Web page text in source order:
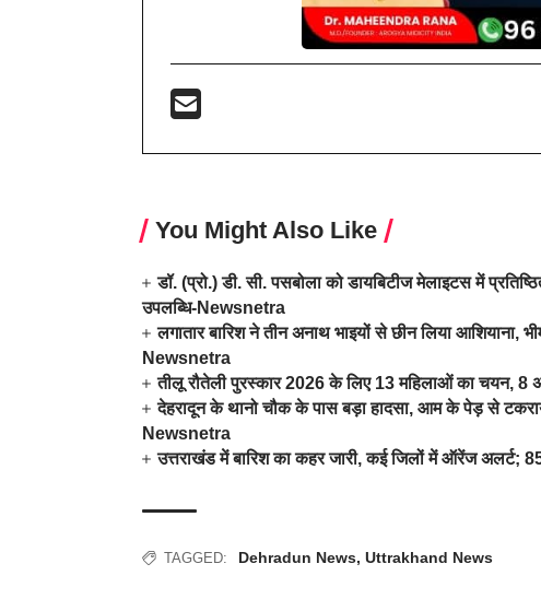
You Might Also Like
डॉ. (प्रो.) डी. सी. पसबोला को डायबिटीज मेलाइटस में
उपलब्धि-Newsnetra
लगातार बारिश ने तीन अनाथ भाइयों से छीन लिया आशियाना,
Newsnetra
तीलू रौतेली पुरस्कार 2026 के लिए 13 महिलाओं का चयन, 8
देहरादून के थानो चौक के पास बड़ा हादसा, आम के पेड़ से
Newsnetra
उत्तराखंड में बारिश का कहर जारी, कई जिलों में ऑरेंज
TAGGED: Dehradun News, Uttrakhand News